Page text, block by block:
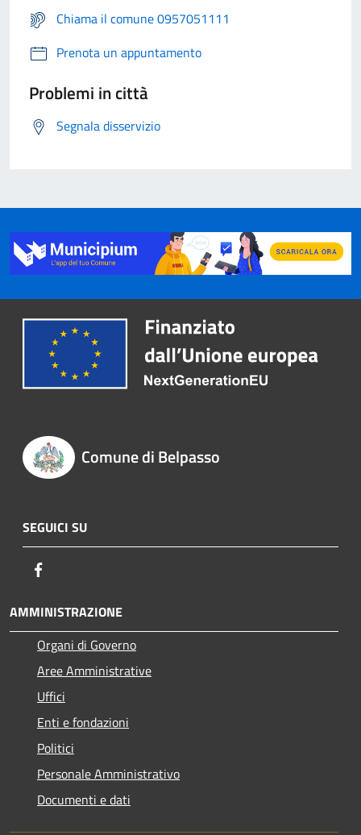
Chiama il comune 0957051111
Prenota un appuntamento
Problemi in città
Segnala disservizio
Comune di Belpasso
SEGUICI SU
AMMINISTRAZIONE
Organi di Governo
Aree Amministrative
Uffici
Enti e fondazioni
Politici
Personale Amministrativo
Documenti e dati